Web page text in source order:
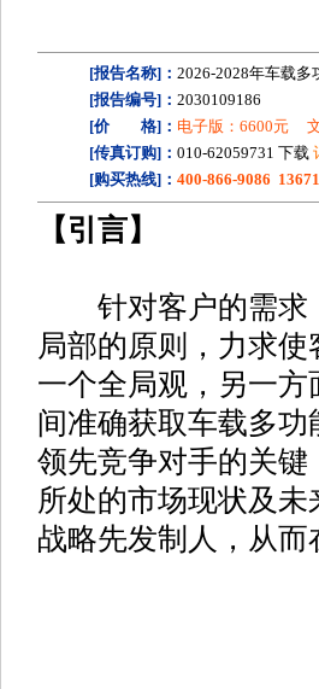
[报告名称]： 2026-2028年车载
[报告编号]： 2030109186
[价 格]： 电子版：6600元
[传真订购]： 010-62059731 下载
[购买热线]： 400-866-9086
【引言】
针对客户的需求
局部的原则，力求
一个全局观，另一
间准确获取车载多
领先竞争对手的关
所处的市场现状及
战略先发制人，从